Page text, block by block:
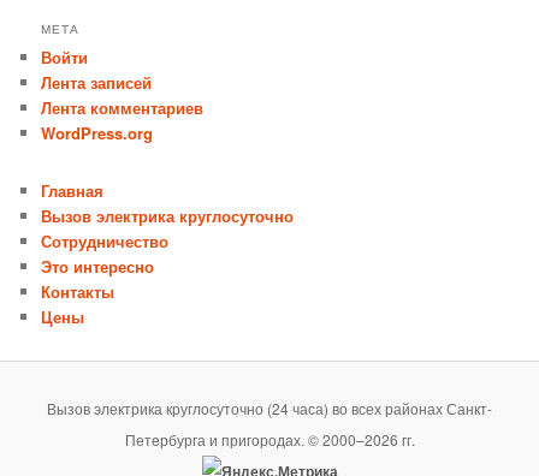
МЕТА
Войти
Лента записей
Лента комментариев
WordPress.org
Главная
Вызов электрика круглосуточно
Сотрудничество
Это интересно
Контакты
Цены
Вызов электрика круглосуточно (24 часа) во всех районах Санкт-
Петербурга и пригородах. © 2000–2026 гг.